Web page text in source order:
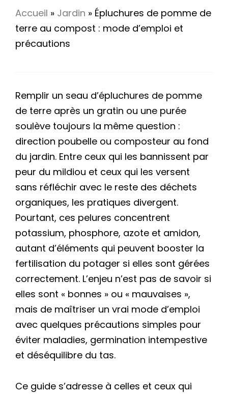
Accueil » Jardin » Épluchures de pomme de
terre au compost : mode d’emploi et
précautions
Remplir un seau d’épluchures de pomme
de terre après un gratin ou une purée
soulève toujours la même question :
direction poubelle ou composteur au fond
du jardin. Entre ceux qui les bannissent par
peur du mildiou et ceux qui les versent
sans réfléchir avec le reste des déchets
organiques, les pratiques divergent.
Pourtant, ces pelures concentrent
potassium, phosphore, azote et amidon,
autant d’éléments qui peuvent booster la
fertilisation du potager si elles sont gérées
correctement. L’enjeu n’est pas de savoir si
elles sont « bonnes » ou « mauvaises »,
mais de maîtriser un vrai mode d’emploi
avec quelques précautions simples pour
éviter maladies, germination intempestive
et déséquilibre du tas.
Ce guide s’adresse à celles et ceux qui